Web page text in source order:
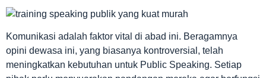
Komunikasi adalah faktor vital di abad ini. Beragamnya
opini dewasa ini, yang biasanya kontroversial, telah
meningkatkan kebutuhan untuk Public Speaking. Setiap